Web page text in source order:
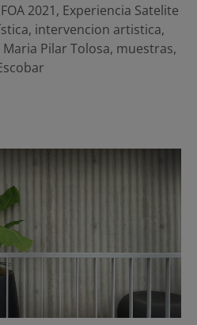
2021, Experiencia Satelite
, intervencion artistica,
Maria Pilar Tolosa, muestras,